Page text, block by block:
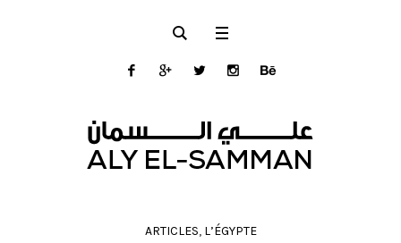
ARTICLES, L’ÉGYPTE